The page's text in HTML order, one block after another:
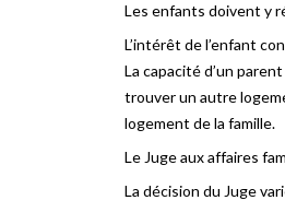
Les enfants doivent y
L’intérêt de l’enfant
La capacité d’un
trouver un autre
logement de la famille.
Le Juge aux affaires
La décision du Juge